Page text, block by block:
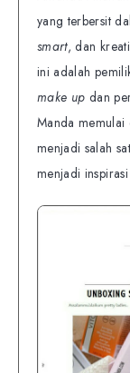
yang terbersit
smart, dan
ini adalah
make up dan
Manda
menjadi salah
menjadi